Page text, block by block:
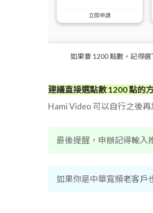
如果要 1200 點數，記得
建議直接選點數 1200 點的
Hami Video 可以自行之後再
最後提醒，申辦記得輸入
如果你是中華寬頻老客戶